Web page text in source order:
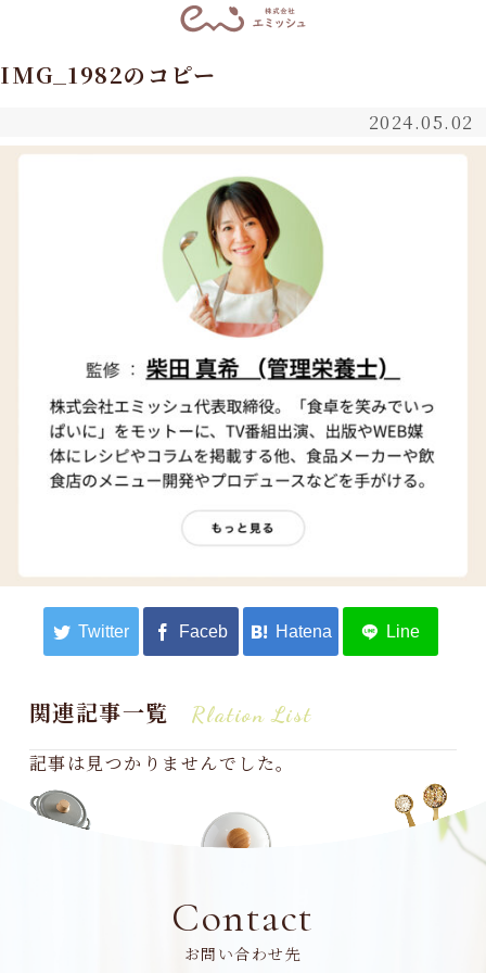
IMG_1982のコピー
2024.05.02
関連記事一覧 Rlation List
記事は見つかりませんでした。
Contact
お問い合わせ先